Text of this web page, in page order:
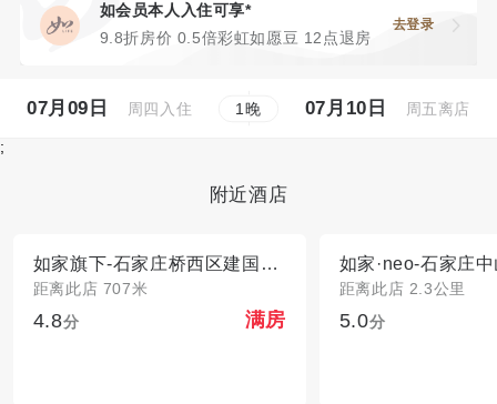
如会员本人入住可享*
9.8折房价 0.5倍彩虹如愿豆 12点退房
去登录
07月09日 周四入住 1晚 07月10日 周五离店
;
附近酒店
如家旗下-石家庄桥西区建国路华驿精选酒店
距离此店 707米
4.8分 满房
距离此店 2.3公里
5.0分